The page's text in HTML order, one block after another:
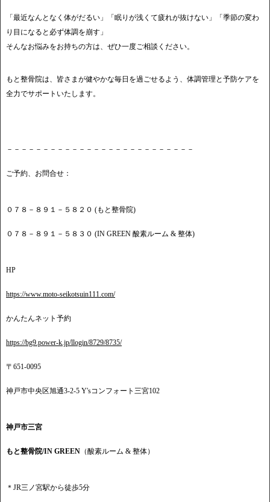
「最近なんとなく体がだるい」「眠りが浅くて疲れが抜けない」「季節の変わ
り目になると必ず体調を崩す」
そんなお悩みをお持ちの方は、ぜひ一度ご相談ください。
もと整骨院は、皆さまが健やかな毎日を過ごせるよう、体調管理と予防ケアを
全力でサポートいたします。
－－－－－－－－－－－－－－－－－－－－－－－－－－
ご予約、お問合せ：
０７８－８９１－５８２０ (もと整骨院)
０７８－８９１－５８３０ (IN GREEN 酸素ルーム & 整体)
HP
https://www.moto-seikotsuin111.com/
かんたんネット予約
https://bg9.power-k.jp/llogin/8729/8735/
〒651-0095
神戸市中央区旭通3-2-5 Y'sコンフォート三宮102
神戸市三宮
もと整骨院/IN GREEN （酸素ルーム & 整体）
＊JR三ノ宮駅から徒歩5分